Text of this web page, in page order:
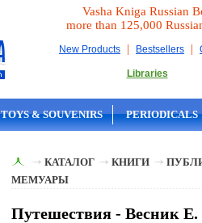
Vasha Kniga Russian
more than 125,000
New Products | Bestsellers |
Libraries
TOYS & SOUVENIRS PERIODICALS
КАТАЛОГ КНИГИ
МЕМУАРЫ
Путешествия - Весник Е.